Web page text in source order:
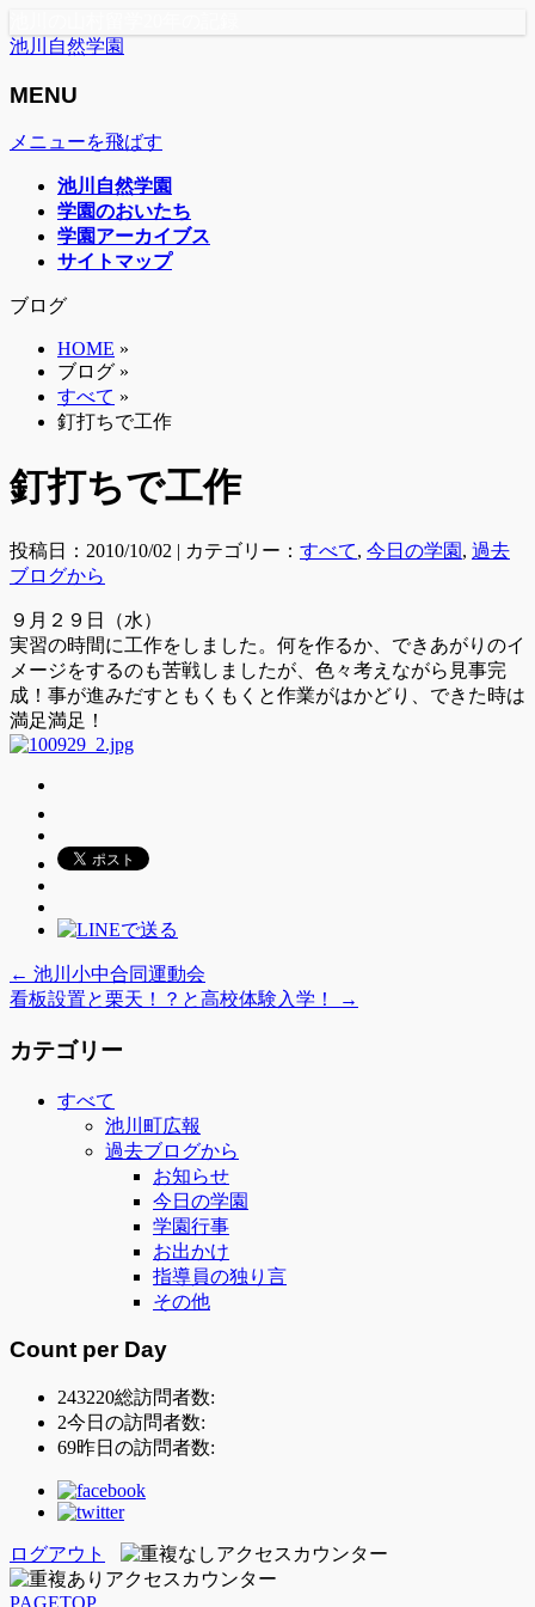
池川自然学園
MENU
メニューを飛ばす
池川自然学園
学園のおいたち
学園アーカイブス
サイトマップ
ブログ
HOME »
ブログ »
すべて »
釘打ちで工作
釘打ちで工作
投稿日：2010/10/02 | カテゴリー： すべて, 今日の学園 , 過去
ブログから
９月２９日（水）
実習の時間に工作をしました。何を作るか、できあがりのイ
メージをするのも苦戦しましたが、色々考えながら見事完
成！事が進みだすともくもくと作業がはかどり、できた時は
満足満足！
← 池川小中合同運動会
看板設置と栗天！？と高校体験入学！
→
カテゴリー
すべて
池川町広報
過去ブログから
お知らせ
今日の学園
学園行事
お出かけ
指導員の独り言
その他
Count per Day
243220総訪問者数:
2今日の訪問者数:
69昨日の訪問者数:
ログアウト